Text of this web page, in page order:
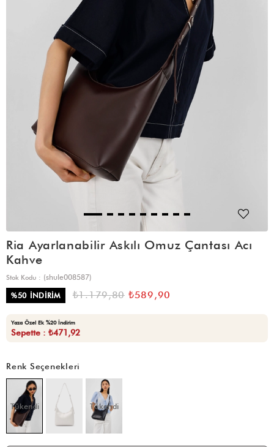
Ria Ayarlanabilir Askılı Omuz Çantası Acı
Kahve
Stok Kodu
(shule008587)
%50 İNDIRIM ₺1.179,80 ₺589,90
Yaza Özel Ek %20 İndirim
Sepette : ₺471,92
Renk Seçenekleri
Tükendi Tükendi